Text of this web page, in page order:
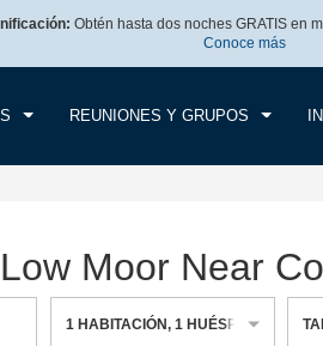
Obtén hasta dos noches GRATIS en
Conoce más
REUNIONES Y GRUPOS
CHECK OUT
DOM, 09 AGO 2026
Moor Near
1 HABITACIÓN,1 HUÉSPED